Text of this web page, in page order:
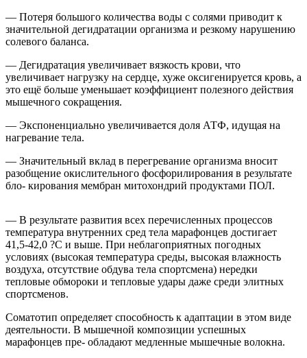
— Потеря большого количества воды с солями приводит к
значительной дегидратации организма и резкому нарушению
солевого баланса.
— Дегидратация увеличивает вязкость крови, что
увеличивает нагрузку на сердце, хуже оксигенируется кровь, а
это ещё больше уменьшает коэффициент полезного действия
мышечного сокращения.
— Экспоненциально увеличивается доля АТФ, идущая на
нагревание тела.
— Значительный вклад в перегревание организма вносит
разобщение окислительного фосфорилирования в результате
бло- кирования мембран митохондрий продуктами ПОЛ.
— В результате развития всех перечисленных процессов
температура внутренних сред тела марафонцев достигает
41,5-42,0 ?C и выше. При неблагоприятных погодных
условиях (высокая температура среды, высокая влажность
воздуха, отсутствие обдува тела спортсмена) нередки
тепловые обмороки и тепловые удары даже среди элитных
спортсменов.
Соматотип определяет способность к адаптации в этом виде
деятельности. В мышечной композиции успешных
марафонцев пре- обладают медленные мышечные волокна.